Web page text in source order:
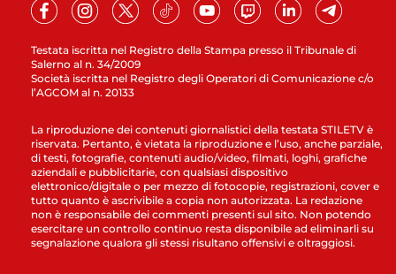
Testata iscritta nel Registro della Stampa presso il Tribunale di
Salerno al n. 34/2009
Società iscritta nel Registro degli Operatori di Comunicazione c/o
l’AGCOM al n. 20133
La riproduzione dei contenuti giornalistici della testata STILETV è
riservata. Pertanto, è vietata la riproduzione e l’uso, anche parziale,
di testi, fotografie, contenuti audio/video, filmati, loghi, grafiche
aziendali e pubblicitarie, con qualsiasi dispositivo
elettronico/digitale o per mezzo di fotocopie, registrazioni, cover e
tutto quanto è ascrivibile a copia non autorizzata. La redazione
non è responsabile dei commenti presenti sul sito. Non potendo
esercitare un controllo continuo resta disponibile ad eliminarli su
segnalazione qualora gli stessi risultano offensivi e oltraggiosi.